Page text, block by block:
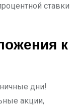
ставки
к
дни!
акции,